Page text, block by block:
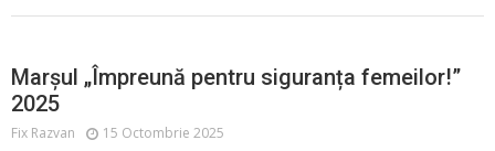
Marșul „Împreună pentru siguranța femeilor!”
2025
Fix Razvan 15 Octombrie 2025